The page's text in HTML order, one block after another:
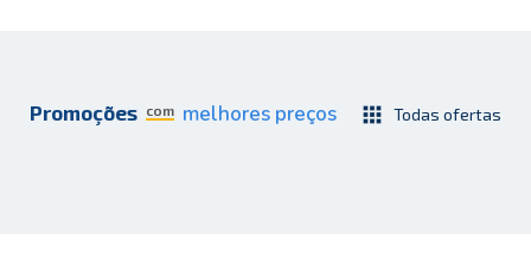
Promoções com melhores preços apps Todas ofertas